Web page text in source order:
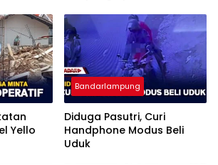
Yello
Bandarlampung
Diduga Pasutri, Curi
Handphone Modus Beli
Uduk